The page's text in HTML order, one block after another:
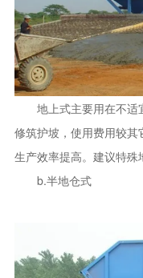
地上式主要用在不适
修筑护坡，使用费用较其
生产效率提高。建议特殊
b.半地仓式